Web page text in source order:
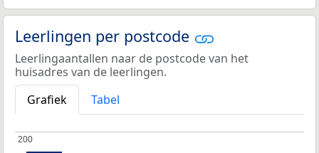
Leerlingen per postcode
Leerlingaantallen naar de postcode van het
huisadres van de leerlingen.
Grafiek
Tabel
200
200